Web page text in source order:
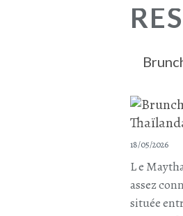
18/05/2026
L e
assez
située